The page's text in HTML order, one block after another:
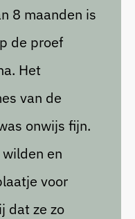
8 maanden is
de proef
Het
van de
onwijs fijn.
en
voor
dat ze zo